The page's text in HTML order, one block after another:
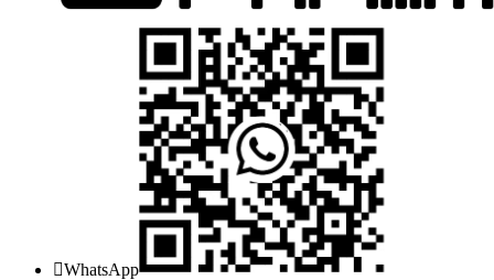
WhatsApp